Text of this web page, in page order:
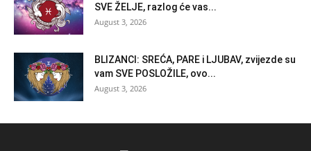
SVE ŽELJE, razlog će vas...
August 3, 2026
BLIZANCI: SREĆA, PARE i LJUBAV, zvijezde su
vam SVE POSLOŽILE, ovo...
August 3, 2026